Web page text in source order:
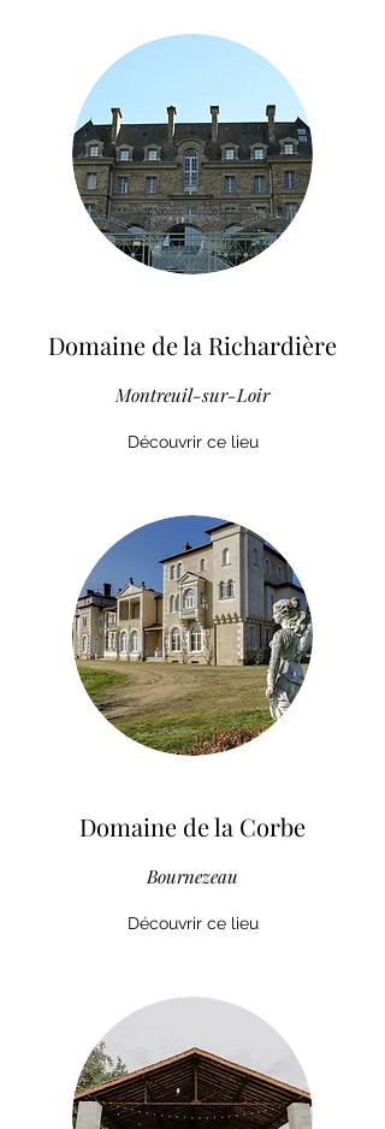
Domaine de la Richardière
Montreuil-sur-Loir
Découvrir ce lieu
Domaine de la Corbe
Bournezeau
Découvrir ce lieu